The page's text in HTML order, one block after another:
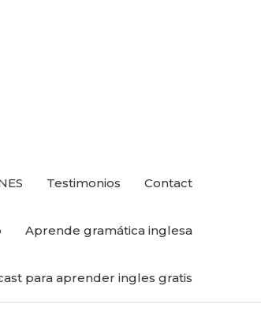
Testimonios Contact
Aprende gramática inglesa
para aprender ingles gratis